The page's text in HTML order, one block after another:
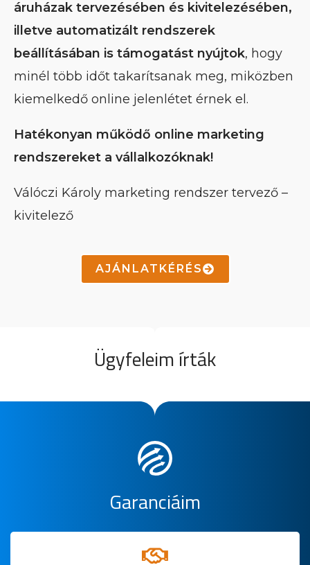
áruházak tervezésében és kivitelezésében,
illetve automatizált rendszerek
beállításában is támogatást nyújtok, hogy
minél több időt takarítsanak meg, miközben
kiemelkedő online jelenlétet érnek el.
Hatékonyan működő online marketing
rendszereket a vállalkozóknak!
Válóczi Károly marketing rendszer tervező –
kivitelező
AJÁNLATKÉRÉS
Ügyfeleim írták
Garanciáim